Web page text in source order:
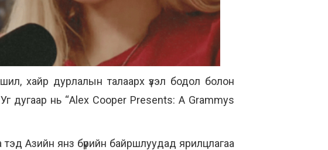
хайр дурлалын талаарх үзэл бодол болон
дугаар нь “Alex Cooper Presents: A Grammys
Азийн янз бүрийн байршлуудад ярилцлагаа